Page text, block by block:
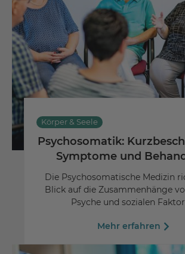
Körper & Seele
Psychosomatik:
Symptome und
Die Psychosomatische Medizin
Blick auf die Zusammenhänge
Psyche und sozialen
Mehr erfahren